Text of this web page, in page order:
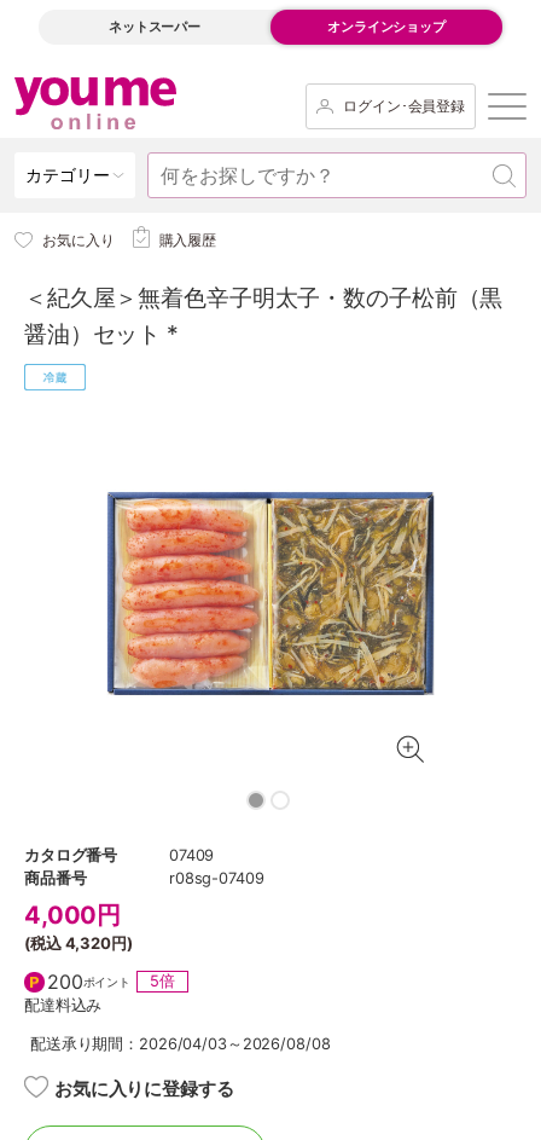
ネットスーパー オンラインショップ
ログイン･会員登録
カテゴリー
お気に入り 購入履歴
＜紀久屋＞無着色辛子明太子・数の子松前（黒
醤油）セット *
カタログ番号
07409
商品番号
r08sg-07409
4,000 円
(税込4,320円)
200ポイント
5倍
配達料込み
配送承り期間：2026/04/03～2026/08/08
お気に入りに登録する